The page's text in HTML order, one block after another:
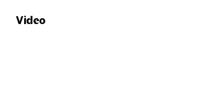
Video